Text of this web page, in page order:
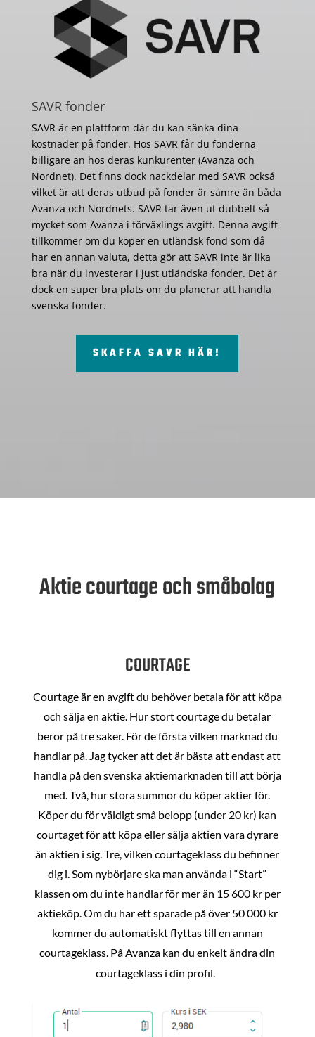
SAVR fonder
SAVR är en plattform där du kan sänka dina
kostnader på fonder. Hos SAVR får du fonderna
billigare än hos deras kunkurenter (Avanza och
Nordnet). Det finns dock nackdelar med SAVR också
vilket är att deras utbud på fonder är sämre än båda
Avanza och Nordnets. SAVR tar även ut dubbelt så
mycket som Avanza i förväxlings avgift. Denna avgift
tillkommer om du köper en utländsk fond som då
har en annan valuta, detta gör att SAVR inte är lika
bra när du investerar i just utländska fonder. Det är
dock en super bra plats om du planerar att handla
svenska fonder.
SKAFFA SAVR HÄR!
Aktie courtage och småbolag
COURTAGE
Courtage är en avgift du behöver betala för att köpa
och sälja en aktie. Hur stort courtage du betalar
beror på tre saker. För de första vilken marknad du
handlar på. Jag tycker att det är bästa att endast att
handla på den svenska aktiemarknaden till att börja
med. Två, hur stora summor du köper aktier för.
Köper du för väldigt små belopp (under 20 kr) kan
courtaget för att köpa eller sälja aktien vara dyrare
än aktien i sig. Tre, vilken courtageklass du befinner
dig i. Som nybörjare ska man använda i “Start”
klassen om du inte handlar för mer än 15 600 kr per
aktieköp. Om du har ett sparade på över 50 000 kr
kommer du automatiskt flyttas till en annan
courtageklass. På Avanza kan du enkelt ändra din
courtageklass i din profil.